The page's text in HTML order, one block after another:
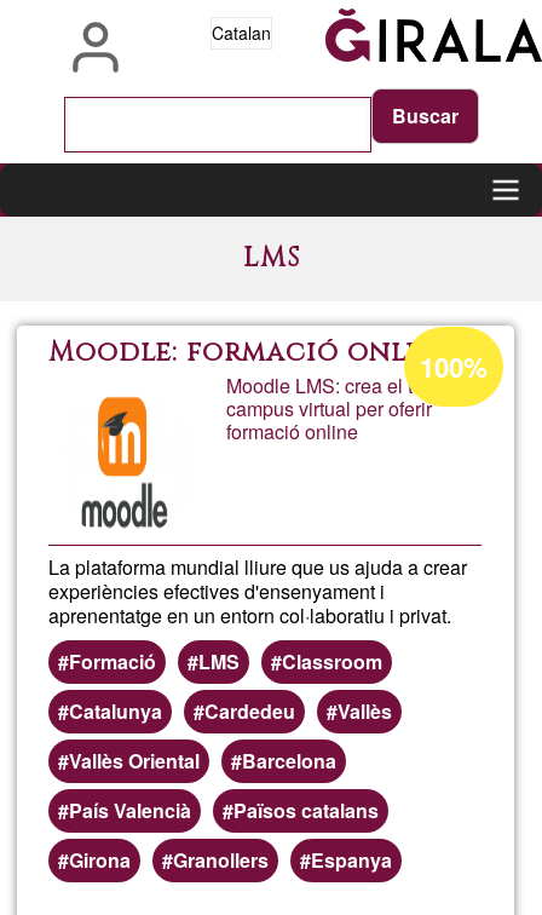
Catalan
LMS
Moodle: formació online
Moodle LMS: crea el teu
campus virtual per oferir
formació online
La plataforma mundial lliure que us ajuda a crear
experiències efectives d'ensenyament i
aprenentatge en un entorn col·laboratiu i privat.
Formació
LMS
Classroom
Catalunya
Cardedeu
Vallès
Vallès Oriental
Barcelona
País Valencià
Països catalans
Girona
Granollers Espanya
Percentatge
d'acceptació
de
100%